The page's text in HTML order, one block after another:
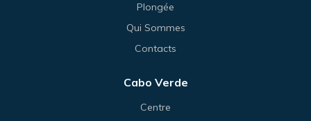
Plongée
Qui Sommes
Contacts
Cabo Verde
Centre